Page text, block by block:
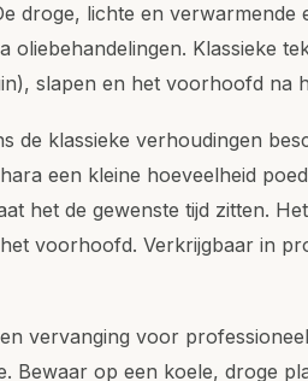
droge, lichte en verwarmende
Klassieke
slapen en het voorhoofd na
de klassieke verhoudingen
een kleine hoeveelheid
het de gewenste tijd zitten.
voorhoofd. Verkrijgbaar in
vervanging voor
Bewaar op een koele, droge